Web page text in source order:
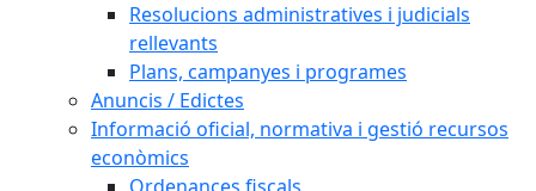
Resolucions administratives i judicials
rellevants
Plans, campanyes i programes
Anuncis / Edictes
Informació oficial, normativa i gestió recursos
econòmics